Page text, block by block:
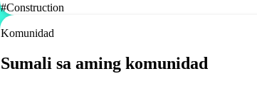
#Construction
Komunidad
Sumali sa aming komunidad